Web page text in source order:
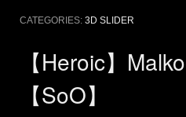
CATEGORIES: 3D SLIDER
【Heroic】
【SoO】